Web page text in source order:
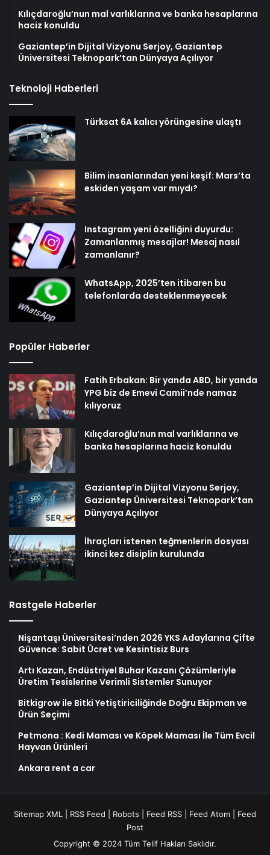
Kılıçdaroğlu’nun mal varlıklarına ve banka hesaplarına
haciz konuldu
Gaziantep’in Dijital Vizyonu Serjoy, Gaziantep
Üniversitesi Teknopark’tan Dünyaya Açılıyor
Teknoloji Haberleri
Türksat 6A kalıcı yörüngesine ulaştı
Bilim insanlarından yeni keşif: Mars’ta
eskiden yaşam var mıydı?
Instagram yeni özelliğini duyurdu:
Zamanlanmış mesajlar! Mesaj nasıl
zamanlanır?
WhatsApp, 2025’ten itibaren bu
telefonlarda desteklenmeyecek
Popüler Haberler
Fatih Erbakan: Bir yanda ABD, bir yanda
YPG biz de Emevi Camii’nde namaz
kılıyoruz
Kılıçdaroğlu’nun mal varlıklarına ve
banka hesaplarına haciz konuldu
Gaziantep’in Dijital Vizyonu Serjoy,
Gaziantep Üniversitesi Teknopark’tan
Dünyaya Açılıyor
İhraçları istenen teğmenlerin dosyası
ikinci kez disiplin kurulunda
Rastgele Haberler
Nişantaşı Üniversitesi’nden 2026 YKS Adaylarına Çifte
Güvence: Sabit Ücret ve Kesintisiz Burs
Artı Kazan, Endüstriyel Buhar Kazanı Çözümleriyle
Üretim Tesislerine Verimli Sistemler Sunuyor
Bitkigrow ile Bitki Yetiştiriciliğinde Doğru Ekipman ve
Ürün Seçimi
Petmona : Kedi Maması ve Köpek Maması İle Tüm Evcil
Hayvan Ürünleri
Ankara rent a car
Sitemap XML RSS Feed Robots Feed RSS Feed Atom
Feed
Post
Copyright © 2024 Tüm Telif Hakları Saklıdır.